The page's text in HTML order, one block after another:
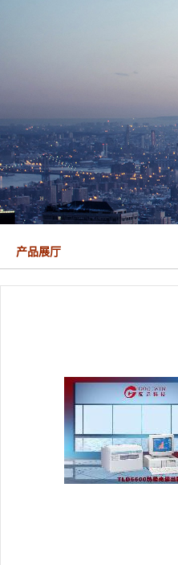
产品展厅